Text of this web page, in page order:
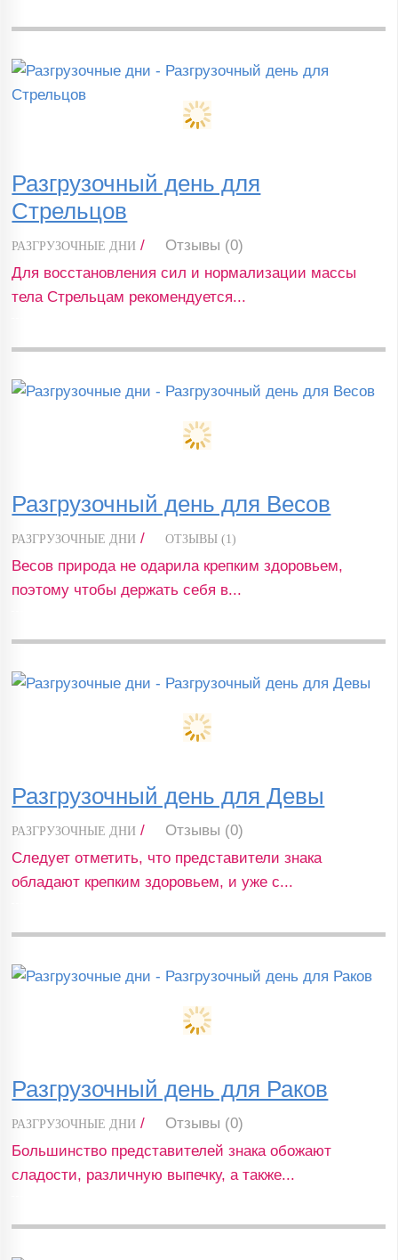
Разгрузочный день для
Стрельцов
РАЗГРУЗОЧНЫЕ ДНИ /
Отзывы (0)
Для восстановления сил и нормализации массы
тела Стрельцам рекомендуется...
Разгрузочный день для Весов
РАЗГРУЗОЧНЫЕ ДНИ / ОТЗЫВЫ (1)
Весов природа не одарила крепким здоровьем,
поэтому чтобы держать себя в...
Разгрузочный день для Девы
РАЗГРУЗОЧНЫЕ ДНИ /
Отзывы (0)
Следует отметить, что представители знака
обладают крепким здоровьем, и уже с...
Разгрузочный день для Раков
РАЗГРУЗОЧНЫЕ ДНИ /
Отзывы (0)
Большинство представителей знака обожают
сладости, различную выпечку, а также...